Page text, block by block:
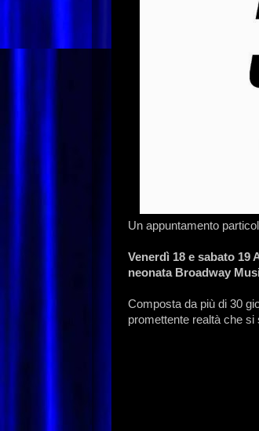
Un appuntamento
Venerdì 18 e sabato 19
neonata Broadway
Composta da più di 30
promettente realtà che